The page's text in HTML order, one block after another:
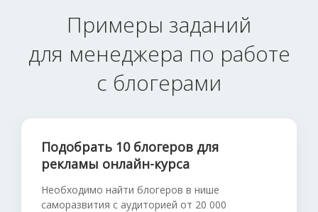
Примеры заданий
для менеджера по работе
с блогерами
Подобрать 10 блогеров для
рекламы онлайн-курса
Необходимо найти блогеров в нише
саморазвития с аудиторией от 20 000